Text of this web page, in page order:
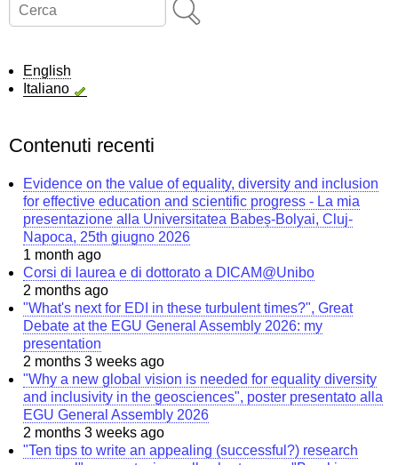
TV
sulla
Cerca
English
Italiano
Contenuti recenti
Evidence on the value of equality, diversity and inclusion
for effective education and scientific progress - La mia
presentazione alla Universitatea Babeș-Bolyai, Cluj-
Napoca, 25th giugno 2026
1 month ago
Corsi di laurea e di dottorato a DICAM@Unibo
2 months ago
"What's next for EDI in these turbulent times?", Great
Debate at the EGU General Assembly 2026: my
presentation
2 months 3 weeks ago
"Why a new global vision is needed for equality diversity
and inclusivity in the geosciences", poster presentato alla
EGU General Assembly 2026
2 months 3 weeks ago
"Ten tips to write an appealing (successful?) research